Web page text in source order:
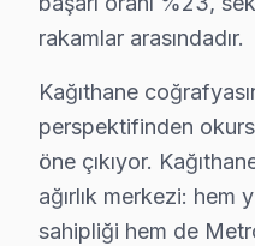
Televizyon
Bakım işlemlerimiz:
• Kağıthane'de iç
• LED şerit ve
rakamlar arasındadır.
Kağıthane
perspektifinden
öne çıkıyor.
ağırlık merkezi: hem
sahipliği hem de